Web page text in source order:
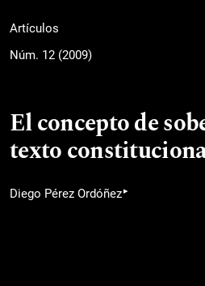
Artículos
Núm. 12 (2009)
El concepto de
texto
Diego Pérez Ordóñez▸